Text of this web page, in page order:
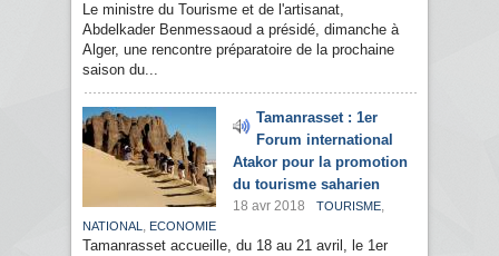
Le ministre du Tourisme et de l'artisanat,
Abdelkader Benmessaoud a présidé, dimanche à
Alger, une rencontre préparatoire de la prochaine
saison du...
Tamanrasset : 1er
Forum international
Atakor pour la promotion
du tourisme saharien
18 avr 2018 TOURISME,
NATIONAL , ECONOMIE
Tamanrasset accueille, du 18 au 21 avril, le 1er